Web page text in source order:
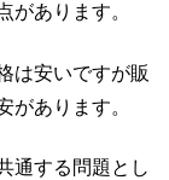
があります。
は安いですが販
があります。
通する問題とし